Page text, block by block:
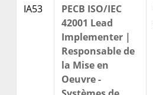
IA53
PECB ISO/IEC
42001 Lead
Implementer |
Responsable de
la Mise en
Oeuvre -